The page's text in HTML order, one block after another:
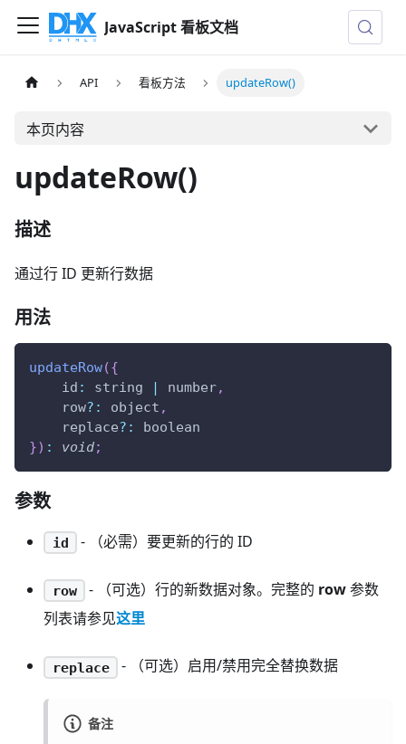
JavaScript 看板文档
API 看板方法 updateRow()
本页内容
updateRow()
描述
通过行 ID 更新行数据
用法
updateRow({
id : string | number,
    row
? : object ,
    replace
? :
boolean
}) : void;
参数
id - （必需）要更新的行的 ID
row - （可选）行的新数据对象。完整的 row参数
列表请参见这里
replace - （可选）启用/禁用完全替换数据
备注